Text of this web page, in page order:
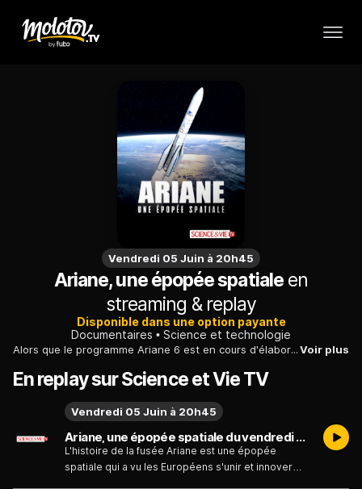
Vendredi 05 Juin à 20h45
Ariane, une épopée spatialeen
streaming & replay
Disponible dans une option payante
Documentaires
Science et technologie
Alors que le programme Ariane 6 est en cours d'élaboration, retour sur l'histoire et le succès de la fusée Ariane, née de la coopération européenne.Voir plus
En replay sur Science et Vie TV
Ariane, une épopée spatiale du vendredi 05 juin
L'histoire de la fusée Ariane est une épopée
spatiale qui a vu les Européens s'unir et innover
Vendredi 05 Juin à 20h45